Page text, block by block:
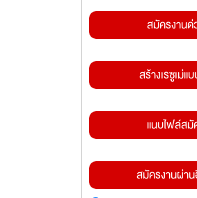
สมัครงานด่
สร้างเรซูเม่แ
แนบไฟล์สมั
สมัครงานผ่าน